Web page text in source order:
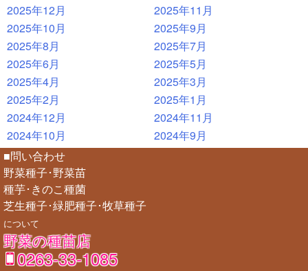
2025年12月
2025年11月
2025年10月
2025年9月
2025年8月
2025年7月
2025年6月
2025年5月
2025年4月
2025年3月
2025年2月
2025年1月
2024年12月
2024年11月
2024年10月
2024年9月
■問い合わせ
野菜種子･野菜苗
種芋･きのこ種菌
芝生種子･緑肥種子･牧草種子
について
野菜の種苗店
0263-33-1085